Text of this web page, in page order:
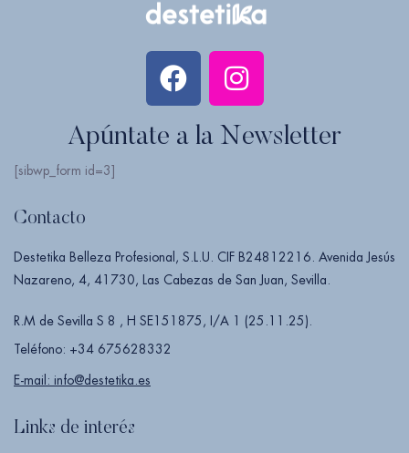
Apúntate a la Newsletter
[sibwp_form id=3]
Contacto
Destetika Belleza Profesional, S.L.U. CIF B24812216. Avenida Jesús
Nazareno, 4, 41730, Las Cabezas de San Juan, Sevilla.
R.M de Sevilla S 8 , H SE151875, I/A 1 (25.11.25).
Teléfono: +34 675628332
E-mail: info@destetika.es
Links de interés